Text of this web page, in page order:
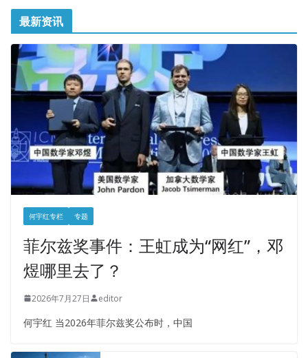
最新资讯
何宇红专栏 专题
菲尔兹奖事件：王虹成为“网红”，邓
煜哪里去了？
2026年7月27日 editor
何宇红 当2026年菲尔兹奖公布时，中国